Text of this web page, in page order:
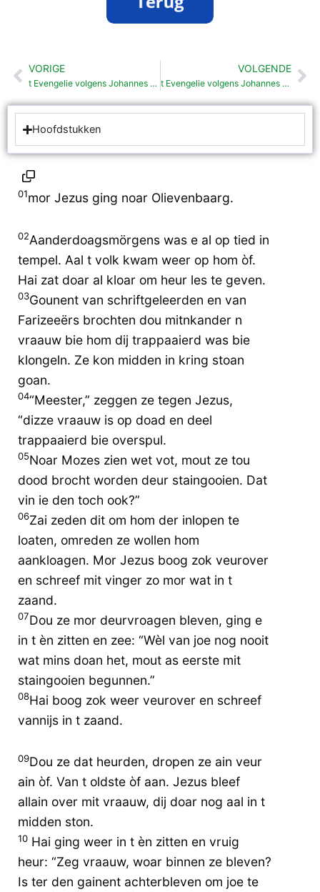
Vorige
VORIGE
t Evengelie volgens Johannes 07
VOLGENDE
t Evengelie volgens Johannes 09
Hoofdstukken
01mor Jezus ging noar Olievenbaarg.
02Aanderdoagsmörgens was e al op tied in
tempel. Aal t volk kwam weer op hom òf.
Hai zat doar al kloar om heur les te geven.
03Gounent van schriftgeleerden en van
Farizeeërs brochten dou mitnkander n
vraauw bie hom dij trappaaierd was bie
klongeln. Ze kon midden in kring stoan
goan.
04“Meester,” zeggen ze tegen Jezus,
“dizze vraauw is op doad en deel
trappaaierd bie overspul.
05Noar Mozes zien wet vot, mout ze tou
dood brocht worden deur staingooien. Dat
vin ie den toch ook?”
06Zai zeden dit om hom der inlopen te
loaten, omreden ze wollen hom
aankloagen. Mor Jezus boog zok veurover
en schreef mit vinger zo mor wat in t
zaand.
07Dou ze mor deurvroagen bleven, ging e
in t èn zitten en zee: “Wèl van joe nog nooit
wat mins doan het, mout as eerste mit
staingooien begunnen.”
08Hai boog zok weer veurover en schreef
vannijs in t zaand.
09Dou ze dat heurden, dropen ze ain veur
ain òf. Van t oldste òf aan. Jezus bleef
allain over mit vraauw, dij doar nog aal in t
midden ston.
10 Hai ging weer in t èn zitten en vruig
heur: “Zeg vraauw, woar binnen ze bleven?
Is ter den gainent achterbleven om joe te